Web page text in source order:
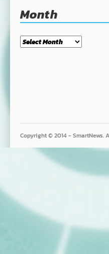
Month
Month
Copyright © 2014 - SmartNews.